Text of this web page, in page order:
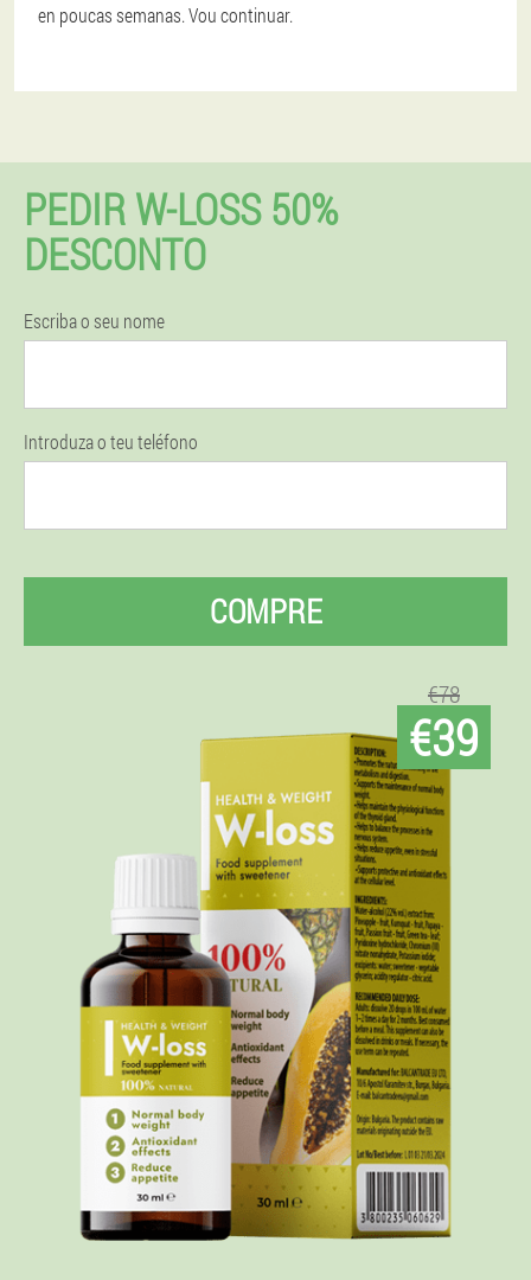
en poucas semanas. Vou continuar.
PEDIR W-LOSS 50%
DESCONTO
Escriba o seu nome
Introduza o teu teléfono
COMPRE
€78
€39